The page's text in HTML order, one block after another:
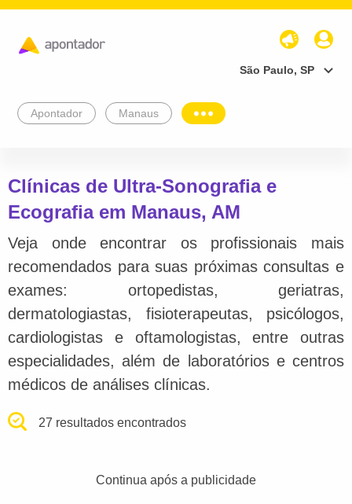
São Paulo, SP
Apontador Manaus
Clínicas de Ultra-Sonografia e
Ecografia em Manaus, AM
Veja onde encontrar os profissionais mais
recomendados para suas próximas consultas e
exames: ortopedistas, geriatras,
dermatologiastas, fisioterapeutas, psicólogos,
cardiologistas e oftamologistas, entre outras
especialidades, além de laboratórios e centros
médicos de análises clínicas.
27 resultados encontrados
Continua após a publicidade